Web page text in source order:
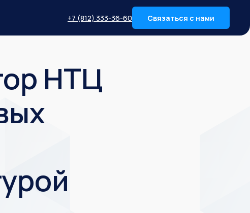
+7 (812) 333-36-60 Связаться с нами
НТЦ